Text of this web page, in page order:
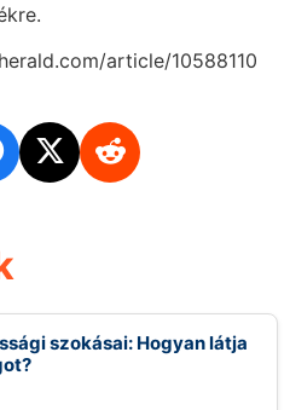
article/10588110
szokásai: Hogyan látja